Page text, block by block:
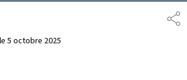
5 octobre 2025